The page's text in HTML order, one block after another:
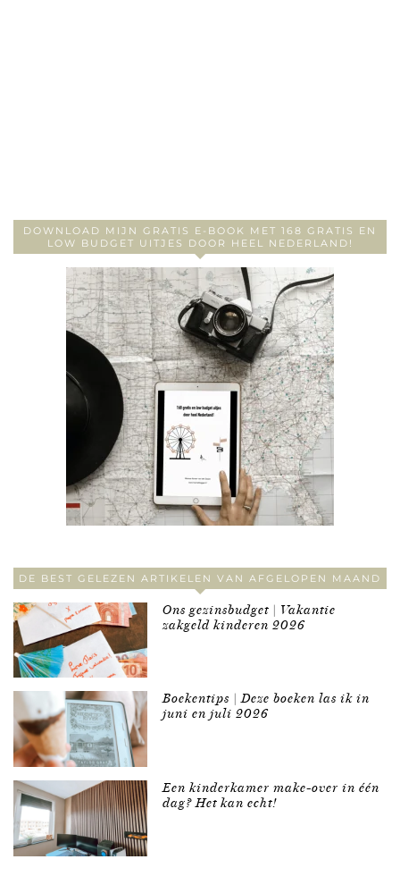
DOWNLOAD MIJN GRATIS E-BOOK MET 168 GRATIS EN
LOW BUDGET UITJES DOOR HEEL NEDERLAND!
DE BEST GELEZEN ARTIKELEN VAN AFGELOPEN MAAND
Ons gezinsbudget | Vakantie
zakgeld kinderen 2026
Boekentips | Deze boeken las ik in
juni en juli 2026
Een kinderkamer make-over in één
dag? Het kan echt!